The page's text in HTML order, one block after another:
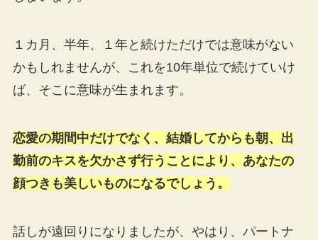
１カ月、半年、１年と続けただけでは意味がない
かもしれませんが、これを10年単位で続けていけ
ば、そこに意味が生まれます。
恋愛の期間中だけでなく、結婚してからも朝、出
勤前のキスを欠かさず行うことにより、あなたの
顔つきも美しいものになるでしょう。
話しが遠回りになりましたが、やはり、パートナ